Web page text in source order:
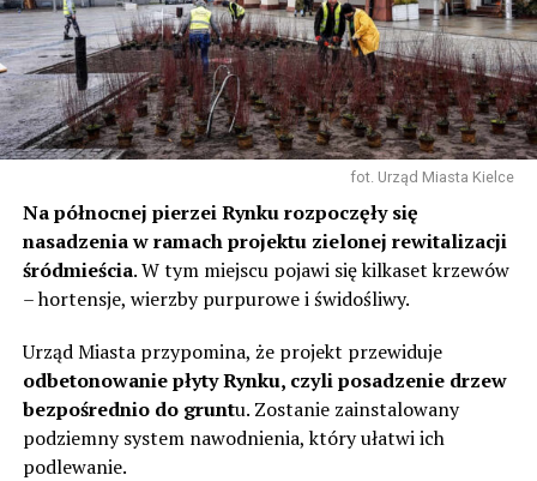
fot. Urząd Miasta Kielce
Na północnej pierzei Rynku rozpoczęły się
nasadzenia w ramach projektu zielonej rewitalizacji
śródmieścia. W tym miejscu pojawi się kilkaset krzewów
– hortensje, wierzby purpurowe i świdośliwy.
Urząd Miasta przypomina, że projekt przewiduje
odbetonowanie płyty Rynku, czyli posadzenie drzew
bezpośrednio do gruntu. Zostanie zainstalowany
podziemny system nawodnienia, który ułatwi ich
podlewanie.